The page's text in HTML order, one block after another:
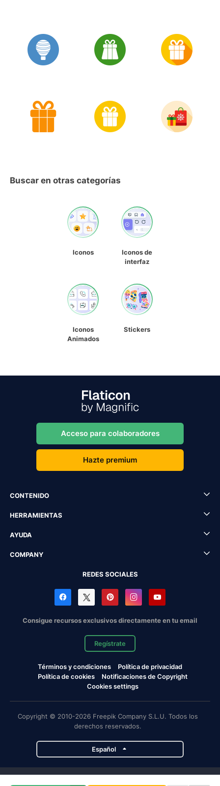
Buscar en otras categorías
Iconos
Iconos de
interfaz
Iconos
Animados
Stickers
Acceso para colaboradores
Hazte premium
CONTENIDO
HERRAMIENTAS
AYUDA
COMPANY
REDES SOCIALES
Consigue recursos exclusivos directamente en tu email
Regístrate
Términos y condiciones
Política de privacidad
Política de cookies
Notificaciones de Copyright
Cookies settings
Copyright © 2010-2026 Freepik Company S.L.U. Todos los
derechos reservados.
Español